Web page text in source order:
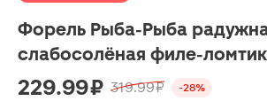
Форель Рыба-Рыба
слабосолёная филе-
229.99 ₽ 319.99 ₽ -28%